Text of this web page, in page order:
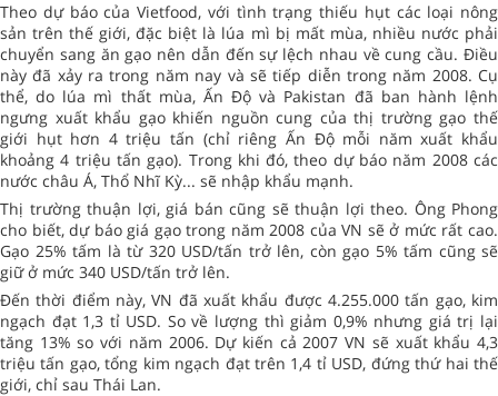
Theo dự báo của Vietfood, với tình trạng thiếu hụt các loại nông
sản trên thế giới, đặc biệt là lúa mì bị mất mùa, nhiều nước phải
chuyển sang ăn gạo nên dẫn đến sự lệch nhau về cung cầu. Điều
này đã xảy ra trong năm nay và sẽ tiếp diễn trong năm 2008. Cụ
thể, do lúa mì thất mùa, Ấn Độ và Pakistan đã ban hành lệnh
ngưng xuất khẩu gạo khiến nguồn cung của thị trường gạo thế
giới hụt hơn 4 triệu tấn (chỉ riêng Ấn Độ mỗi năm xuất khẩu
khoảng 4 triệu tấn gạo). Trong khi đó, theo dự báo năm 2008 các
nước châu Á, Thổ Nhĩ Kỳ... sẽ nhập khẩu mạnh.
Thị trường thuận lợi, giá bán cũng sẽ thuận lợi theo. Ông Phong
cho biết, dự báo giá gạo trong năm 2008 của VN sẽ ở mức rất cao.
Gạo 25% tấm là từ 320 USD/tấn trở lên, còn gạo 5% tấm cũng sẽ
giữ ở mức 340 USD/tấn trở lên.
Đến thời điểm này, VN đã xuất khẩu được 4.255.000 tấn gạo, kim
ngạch đạt 1,3 tỉ USD. So về lượng thì giảm 0,9% nhưng giá trị lại
tăng 13% so với năm 2006. Dự kiến cả 2007 VN sẽ xuất khẩu 4,3
triệu tấn gạo, tổng kim ngạch đạt trên 1,4 tỉ USD, đứng thứ hai thế
giới, chỉ sau Thái Lan.